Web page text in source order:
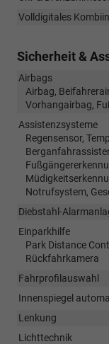
Volldigitales
Sicherheit &
Airbags
Airbag,
Vorhangairbag,
Assistenzsysteme
Regensensor,
Notrufsystem,
Diebstahl-
Einparkhilfe
Park Distance
Rückfahrkamera
Fahrprofilauswahl
Innenspiegel
Lenkung
Lichttechnik